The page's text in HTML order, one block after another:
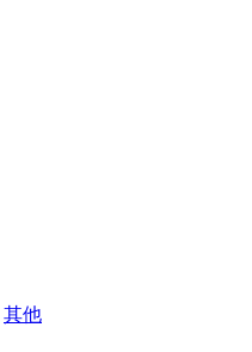
其他